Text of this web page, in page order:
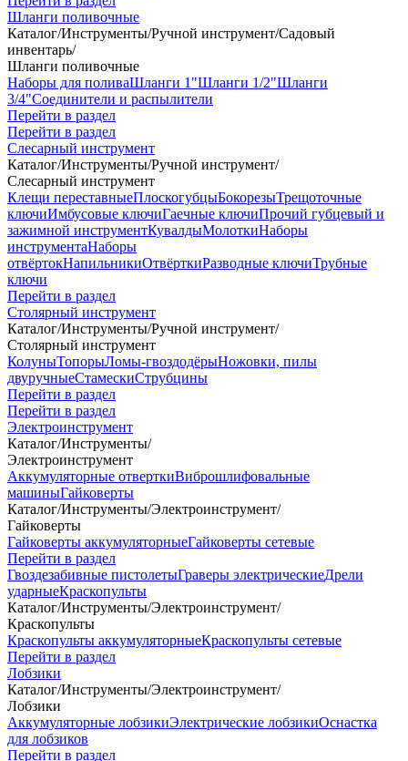
Шланги поливочные
Каталог/Инструменты/Ручной инструмент/Садовый
инвентарь/
Шланги поливочные
Наборы для поливаШланги 1"Шланги 1/2"Шланги
3/4"Соединители и распылители
Перейти в раздел
Перейти в раздел
Слесарный инструмент
Каталог/Инструменты/Ручной инструмент/
Слесарный инструмент
Клещи переставныеПлоскогубцыБокорезыТрещоточные
ключиИмбусовые ключиГаечные ключиПрочий губцевый и
зажимной инструментКувалдыМолоткиНаборы
инструментаНаборы
отвёртокНапильникиОтвёрткиРазводные ключиТрубные
ключи
Перейти в раздел
Столярный инструмент
Каталог/Инструменты/Ручной инструмент/
Столярный инструмент
КолуныТопорыЛомы-гвоздодёрыНожовки, пилы
двуручныеСтамескиСтрубцины
Перейти в раздел
Перейти в раздел
Электроинструмент
Каталог/Инструменты/
Электроинструмент
Аккумуляторные отверткиВиброшлифовальные
машиныГайковерты
Каталог/Инструменты/Электроинструмент/
Гайковерты
Гайковерты аккумуляторныеГайковерты сетевые
Перейти в раздел
Гвоздезабивные пистолетыГраверы электрическиеДрели
ударныеКраскопульты
Каталог/Инструменты/Электроинструмент/
Краскопульты
Краскопульты аккумуляторныеКраскопульты сетевые
Перейти в раздел
Лобзики
Каталог/Инструменты/Электроинструмент/
Лобзики
Аккумуляторные лобзикиЭлектрические лобзикиОснастка
для лобзиков
Перейти в раздел